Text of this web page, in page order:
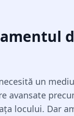
un
avansate
locului. Dar